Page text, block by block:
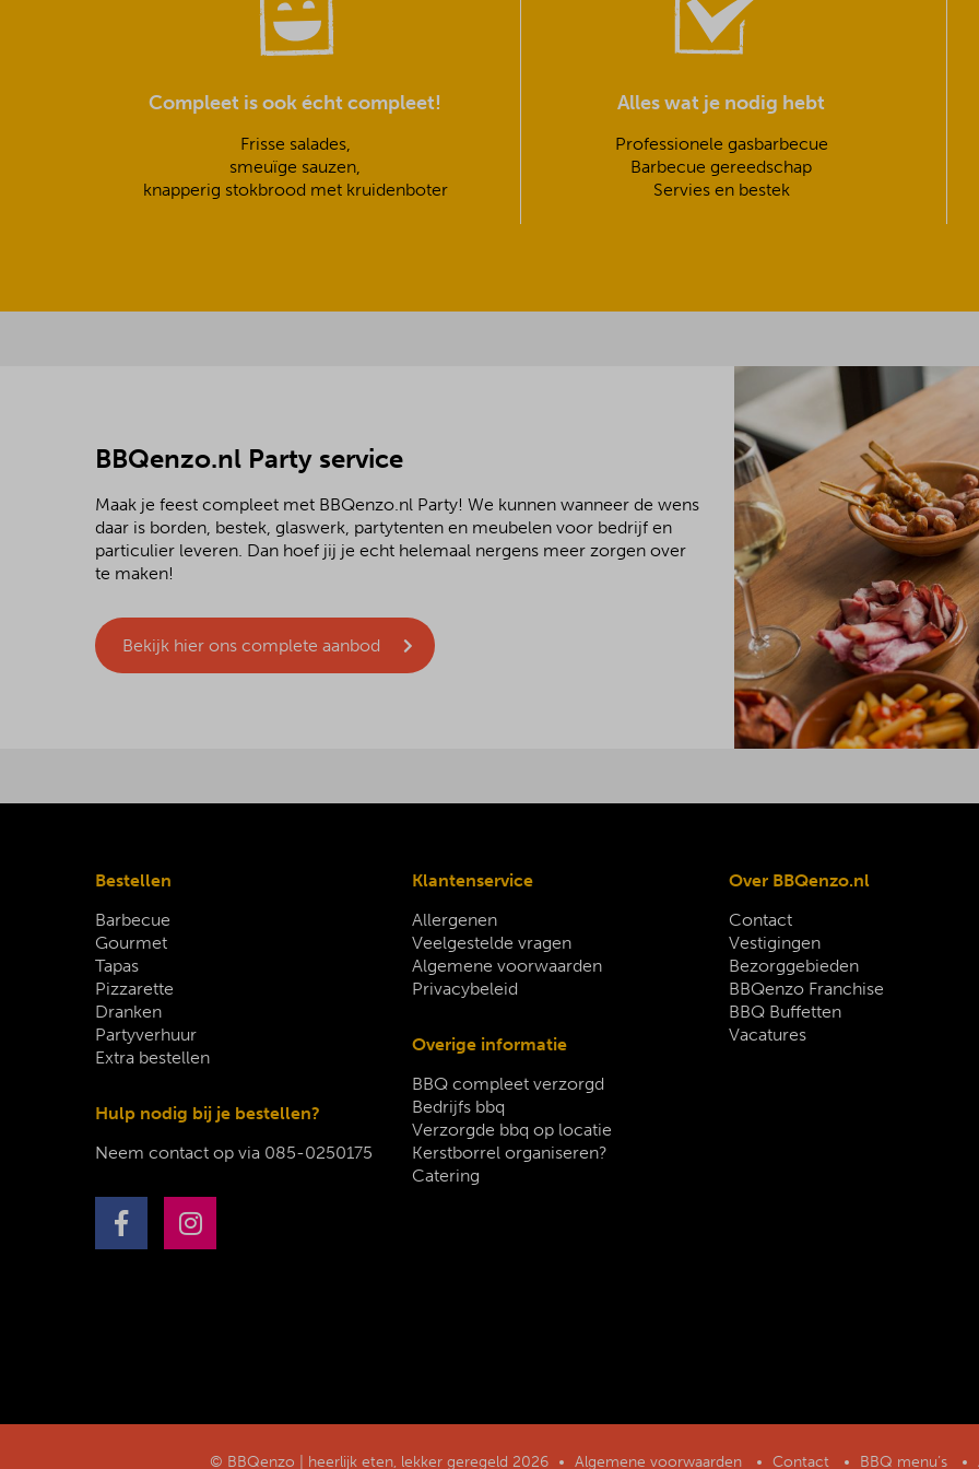
Compleet is ook écht compleet!
Frisse salades,
smeuïge sauzen,
knapperig stokbrood met kruidenboter
Alles wat je nodig hebt
Professionele gasbarbecue
Barbecue gereedschap
Servies en bestek
BBQenzo.nl Party service
Maak je feest compleet met BBQenzo.nl Party! We kunnen wanneer de wens
daar is borden, bestek, glaswerk, partytenten en meubelen voor bedrijf en
particulier leveren. Dan hoef jij je echt helemaal nergens meer zorgen over
te maken!
Bekijk hier ons complete aanbod
Bestellen
Barbecue
Gourmet
Tapas
Pizzarette
Dranken
Partyverhuur
Extra bestellen
Hulp nodig bij je bestellen?
Neem contact op via 085-0250175
Klantenservice
Allergenen
Veelgestelde vragen
Algemene voorwaarden
Privacybeleid
Overige informatie
BBQ compleet verzorgd
Bedrijfs bbq
Verzorgde bbq op locatie
Kerstborrel organiseren?
Catering
Over BBQenzo.nl
Contact
Vestigingen
Bezorggebieden
BBQenzo Franchise
BBQ Buffetten
Vacatures
© BBQenzo | heerlijk eten, lekker geregeld 2026 Algemene voorwaarden Contact BBQ menu’s